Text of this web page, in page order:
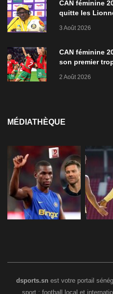
CAN féminine
quitte les
3 Août 2026
CAN féminine
son premier
2 Août 2026
MÉDIATHÈQUE
dsports.sn est votre portail
sport : football local et